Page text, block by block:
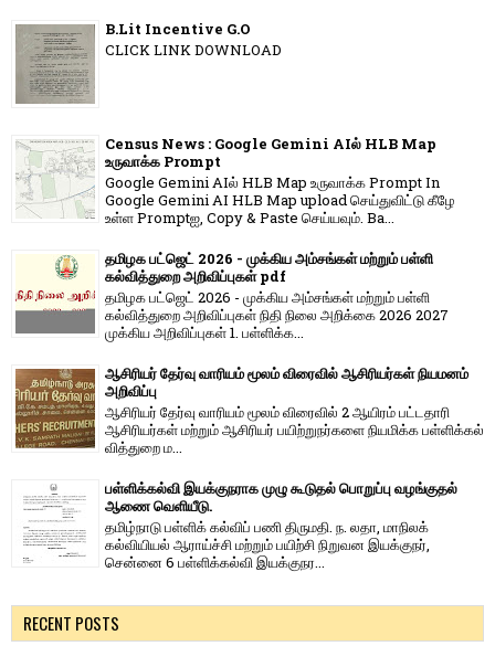
B.Lit Incentive G.O
CLICK LINK DOWNLOAD
Census News : Google Gemini AIல் HLB Map
உருவாக்க Prompt
Google Gemini AIல் HLB Map உருவாக்க Prompt In
Google Gemini AI HLB Map upload செய்துவிட்டு கீழே
உள்ள Promptஐ, Copy & Paste செய்யவும். Ba...
தமிழக பட்ஜெட் 2026 - முக்கிய அம்சங்கள் மற்றும் பள்ளி
கல்வித்துறை அறிவிப்புகள் pdf
தமிழக பட்ஜெட் 2026 - முக்கிய அம்சங்கள் மற்றும் பள்ளி
கல்வித்துறை அறிவிப்புகள் நிதி நிலை அறிக்கை 2026 2027
முக்கிய அறிவிப்புகள் 1. பள்ளிக்க...
ஆசிரியர் தேர்வு வாரியம் மூலம் விரைவில் ஆசிரியர்கள் நியமனம்
அறிவிப்பு
ஆசிரியர் தேர்வு வாரி​யம் மூலம் விரை​வில் 2 ஆயிரம் பட்​ட​தாரி
ஆசிரியர்​கள் மற்​றும் ஆசிரியர் பயிற்றுநர்​களை நியமிக்க பள்​ளிக்​கல்​
வித்​துறை ம...
பள்ளிக்கல்வி இயக்குநராக முழு கூடுதல் பொறுப்பு வழங்குதல்
ஆணை வெளியீடு.
தமிழ்நாடு பள்ளிக் கல்விப் பணி திருமதி. ந. லதா, மாநிலக்
கல்வியியல் ஆராய்ச்சி மற்றும் பயிற்சி நிறுவன இயக்குநர்,
சென்னை 6 பள்ளிக்கல்வி இயக்குநர...
RECENT POSTS